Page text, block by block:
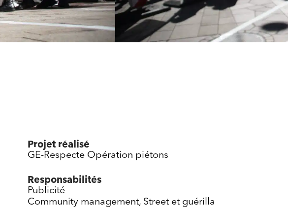
Projet réalisé
GE-Respecte Opération piétons
Responsabilités
Publicité
Community management, Street et guérilla